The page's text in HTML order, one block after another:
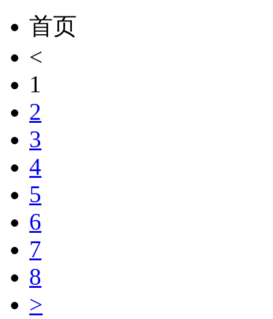
首页
<
1
2
3
4
5
6
7
8
>